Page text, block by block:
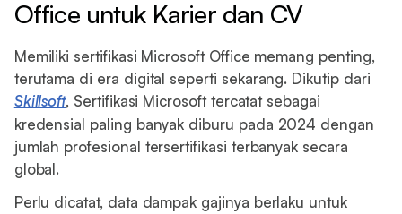
Office untuk Karier dan CV
Memiliki sertifikasi Microsoft Office memang penting,
terutama di era digital seperti sekarang. Dikutip dari
Skillsoft, Sertifikasi Microsoft tercatat sebagai
kredensial paling banyak diburu pada 2024 dengan
jumlah profesional tersertifikasi terbanyak secara
global.
Perlu dicatat, data dampak gajinya berlaku untuk